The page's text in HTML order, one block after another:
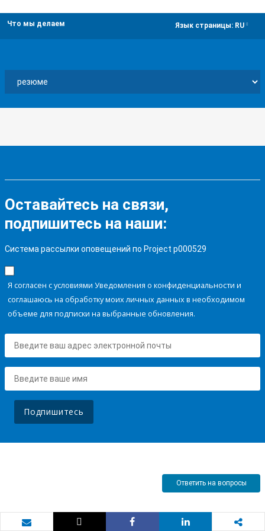
Что мы делаем Язык страницы: RU
Оставайтесь на связи,
подпишитесь на наши:
Система рассылки оповещений по Project p000529
Я согласен с условиями Уведомления о конфиденциальности и
соглашаюсь на обработку моих личных данных в необходимом
объеме для подписки на выбранные обновления.
Подпишитесь
Ответить на вопросы